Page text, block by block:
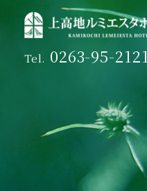
Tel. 0263-95-2121